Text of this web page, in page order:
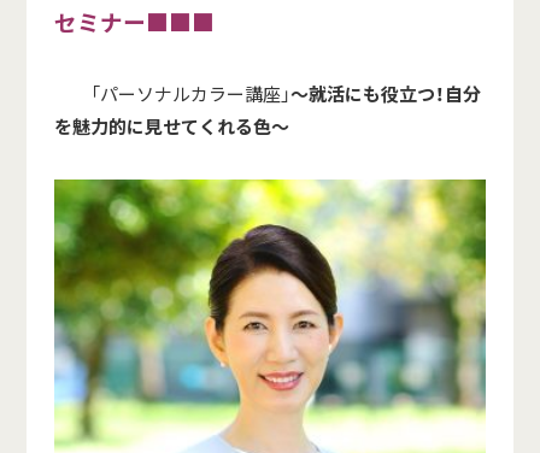
セミナー■■■
「パーソナルカラー講座」～就活にも役立つ！自分
を魅力的に見せてくれる色～